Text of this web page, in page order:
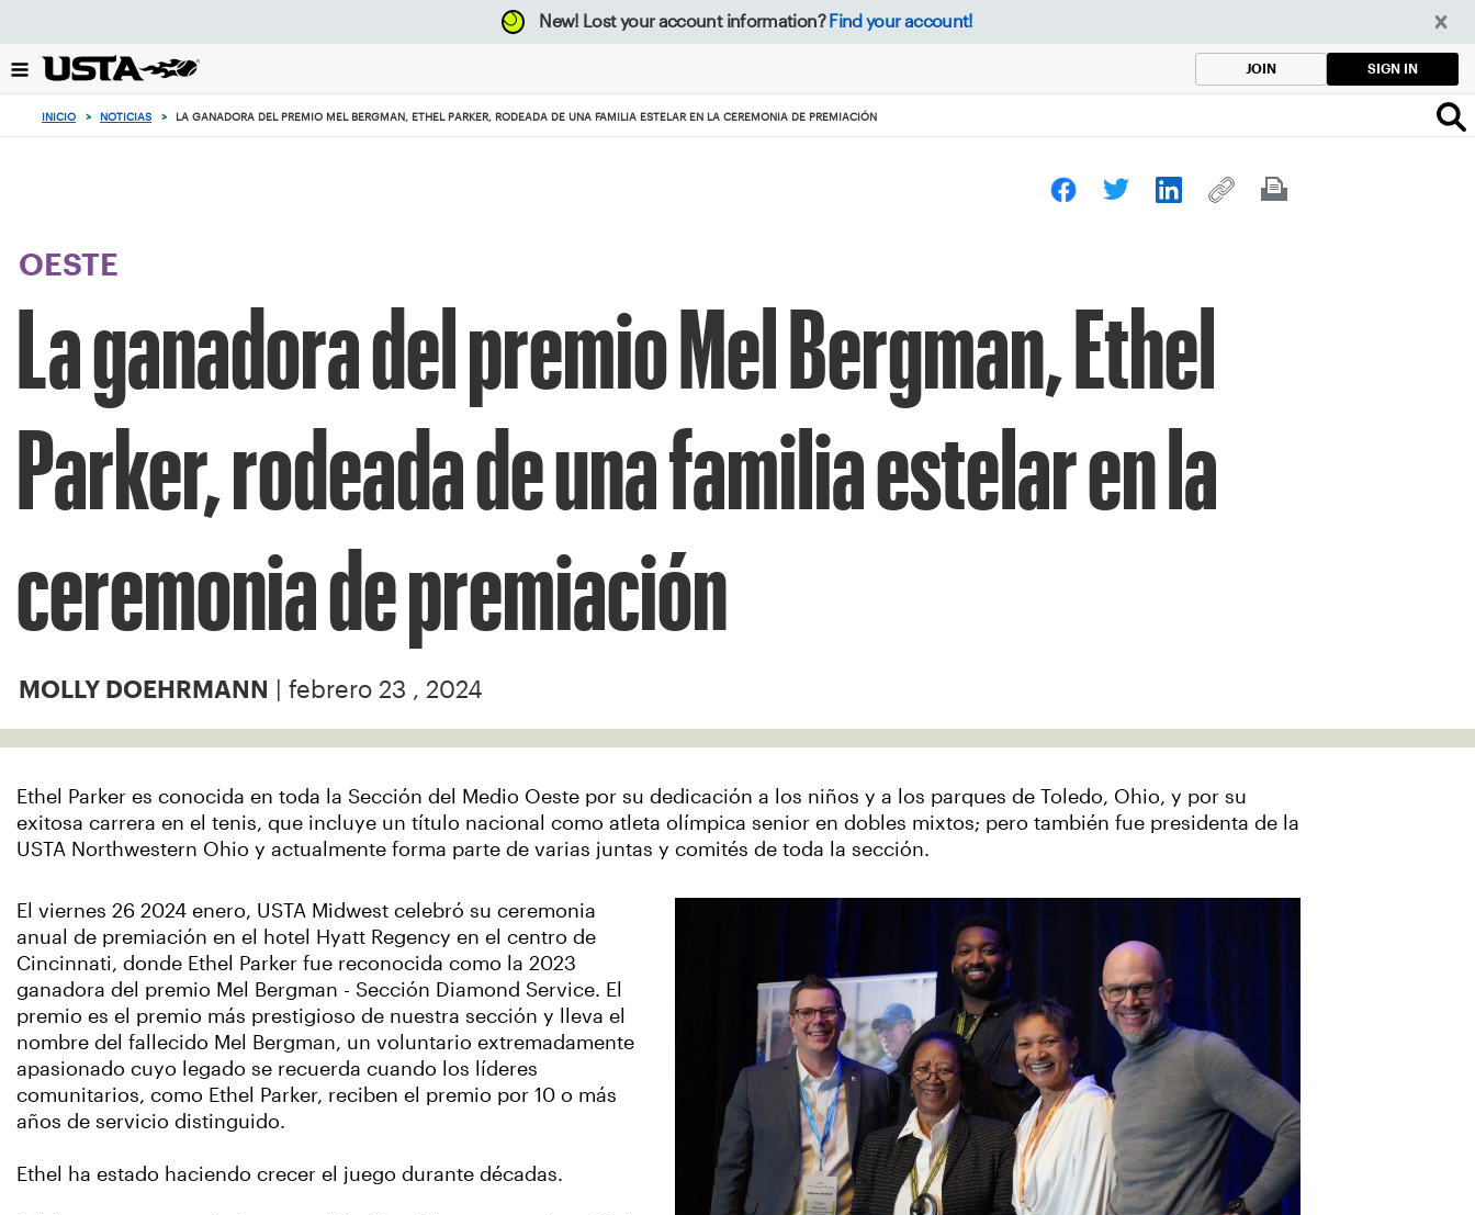
el
botón
New! Lost your account information? Find your account!
JOIN SIGN IN
INICIO > NOTICIAS > LA GANADORA DEL PREMIO MEL BERGMAN, ETHEL PARKER, RODEADA DE UNA FAMILIA ESTELAR EN LA CEREMONIA DE PREMIACIÓN
OESTE
La ganadora del premio Mel Bergman, Ethel
Parker, rodeada de una familia estelar en la
ceremonia de premiación
MOLLY DOEHRMANN | febrero 23 , 2024
Ethel Parker es conocida en toda la Sección del Medio Oeste por su dedicación a los niños y a los parques de Toledo, Ohio, y por su
exitosa carrera en el tenis, que incluye un título nacional como atleta olímpica senior en dobles mixtos; pero también fue presidenta de la
USTA Northwestern Ohio y actualmente forma parte de varias juntas y comités de toda la sección.
El viernes 26 2024 enero, USTA Midwest celebró su ceremonia
anual de premiación en el hotel Hyatt Regency en el centro de
Cincinnati, donde Ethel Parker fue reconocida como la 2023
ganadora del premio Mel Bergman - Sección Diamond Service. El
premio es el premio más prestigioso de nuestra sección y lleva el
nombre del fallecido Mel Bergman, un voluntario extremadamente
apasionado cuyo legado se recuerda cuando los líderes
comunitarios, como Ethel Parker, reciben el premio por 10 o más
años de servicio distinguido.
Ethel ha estado haciendo crecer el juego durante décadas.